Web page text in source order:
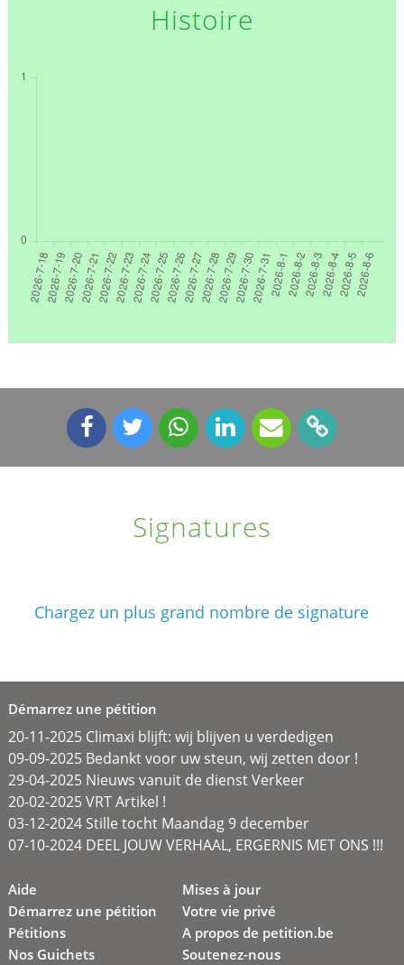
Histoire
Signatures
Chargez un plus grand nombre de signature
Démarrez une pétition
20-11-2025 Climaxi blijft: wij blijven u verdedigen
09-09-2025 Bedankt voor uw steun, wij zetten door !
29-04-2025 Nieuws vanuit de dienst Verkeer
20-02-2025 VRT Artikel !
03-12-2024 Stille tocht Maandag 9 december
07-10-2024 DEEL JOUW VERHAAL, ERGERNIS MET ONS !!!
Aide
Démarrez une pétition
Pétitions
Nos Guichets
Mises à jour
Votre vie privé
A propos de petition.be
Soutenez-nous